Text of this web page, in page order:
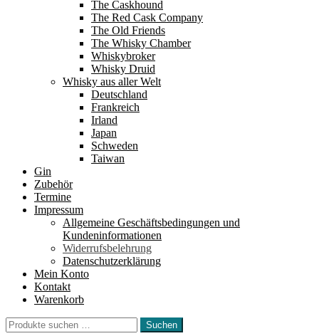
The Caskhound
The Red Cask Company
The Old Friends
The Whisky Chamber
Whiskybroker
Whisky Druid
Whisky aus aller Welt
Deutschland
Frankreich
Irland
Japan
Schweden
Taiwan
Gin
Zubehör
Termine
Impressum
Allgemeine Geschäftsbedingungen und
Kundeninformationen
Widerrufsbelehrung
Datenschutzerklärung
Mein Konto
Kontakt
Warenkorb
Suchen
Suchen